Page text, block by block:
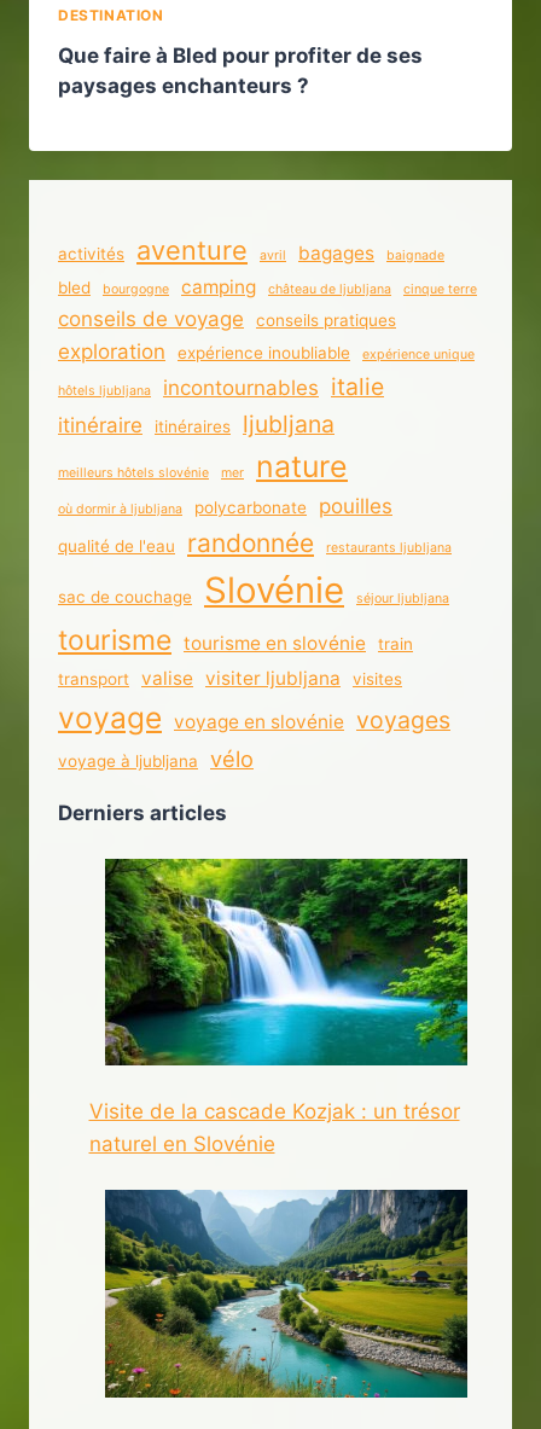
DESTINATION
Que faire à Bled pour profiter de ses
paysages enchanteurs ?
activités aventure avril bagages baignade
bled bourgogne camping château de ljubljana cinque terre
conseils de voyage conseils pratiques
exploration expérience inoubliable expérience unique
hôtels ljubljana incontournables italie
itinéraire itinéraires ljubljana
meilleurs hôtels slovénie mer nature
où dormir à ljubljana polycarbonate pouilles
qualité de l'eau randonnée restaurants ljubljana
sac de couchage Slovénie séjour ljubljana
tourisme tourisme en slovénie
train
transport
valise visiter ljubljana visites
voyage voyage en slovénie voyages
voyage à ljubljana vélo
Derniers articles
Visite de la cascade Kozjak : un trésor
naturel en Slovénie